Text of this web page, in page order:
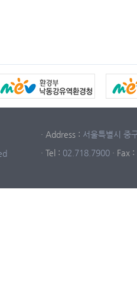
· Address : 서울특별시 중
· Tel : 02.718.7900 · Fax :